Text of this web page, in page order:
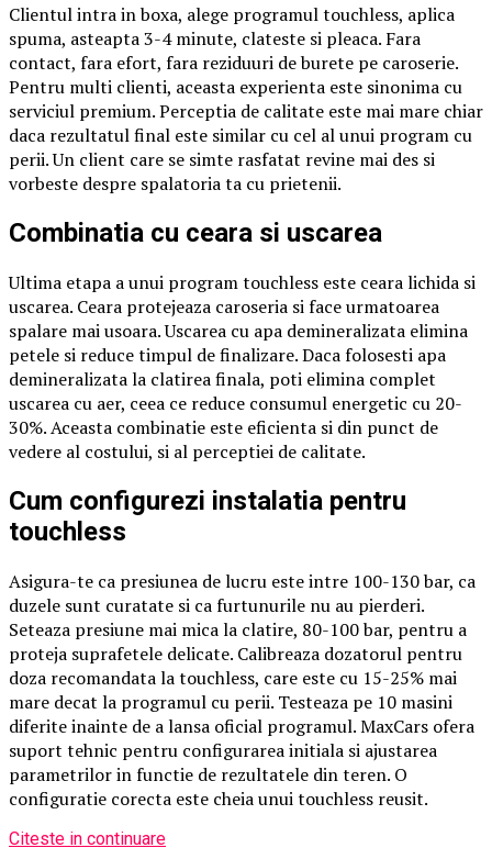
Clientul intra in boxa, alege programul touchless, aplica
spuma, asteapta 3-4 minute, clateste si pleaca. Fara
contact, fara efort, fara reziduuri de burete pe caroserie.
Pentru multi clienti, aceasta experienta este sinonima cu
serviciul premium. Perceptia de calitate este mai mare chiar
daca rezultatul final este similar cu cel al unui program cu
perii. Un client care se simte rasfatat revine mai des si
vorbeste despre spalatoria ta cu prietenii.
Combinatia cu ceara si uscarea
Ultima etapa a unui program touchless este ceara lichida si
uscarea. Ceara protejeaza caroseria si face urmatoarea
spalare mai usoara. Uscarea cu apa demineralizata elimina
petele si reduce timpul de finalizare. Daca folosesti apa
demineralizata la clatirea finala, poti elimina complet
uscarea cu aer, ceea ce reduce consumul energetic cu 20-
30%. Aceasta combinatie este eficienta si din punct de
vedere al costului, si al perceptiei de calitate.
Cum configurezi instalatia pentru
touchless
Asigura-te ca presiunea de lucru este intre 100-130 bar, ca
duzele sunt curatate si ca furtunurile nu au pierderi.
Seteaza presiune mai mica la clatire, 80-100 bar, pentru a
proteja suprafetele delicate. Calibreaza dozatorul pentru
doza recomandata la touchless, care este cu 15-25% mai
mare decat la programul cu perii. Testeaza pe 10 masini
diferite inainte de a lansa oficial programul. MaxCars ofera
suport tehnic pentru configurarea initiala si ajustarea
parametrilor in functie de rezultatele din teren. O
configuratie corecta este cheia unui touchless reusit.
Citeste in continuare